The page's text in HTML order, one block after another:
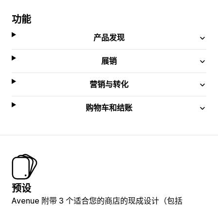
功能
产品发现
展销
营销与转化
购物车和结账
预设
Avenue 附带 3 个适合您的商店的现成设计（包括